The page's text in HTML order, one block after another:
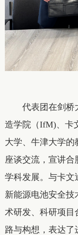
代表团在剑桥
造学院（IfM)、卡
大学、牛津大学的
座谈交流，宣讲
学科发展。与卡文
新能源电池安全技
术研发、科研项目
路与构想，表达了